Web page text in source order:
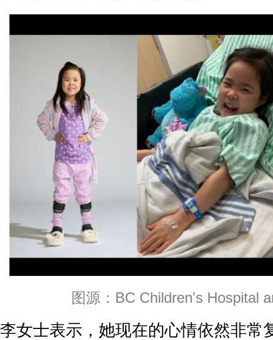
图源：BC Children's Hospital
李女士表示，她现在的心情依然非常